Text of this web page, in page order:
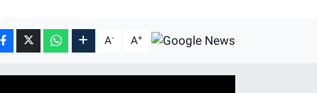
A- A+